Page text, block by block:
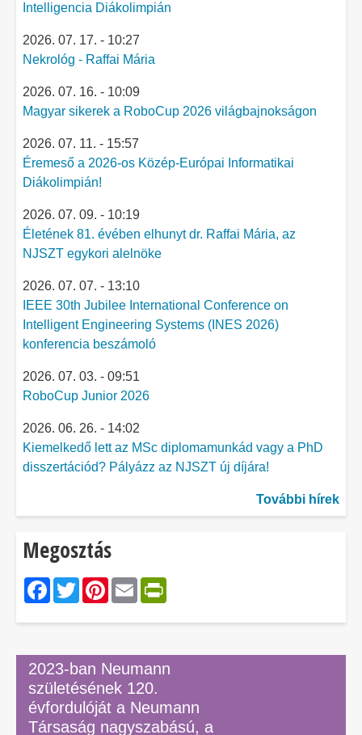
Intelligencia Diákolimpián
2026. 07. 17. - 10:27
Nekrológ - Raffai Mária
2026. 07. 16. - 10:09
Magyar sikerek a RoboCup 2026 világbajnokságon
2026. 07. 11. - 15:57
Éremeső a 2026-os Közép-Európai Informatikai
Diákolimpián!
2026. 07. 09. - 10:19
Életének 81. évében elhunyt dr. Raffai Mária, az
NJSZT egykori alelnöke
2026. 07. 07. - 13:10
IEEE 30th Jubilee International Conference on
Intelligent Engineering Systems (INES 2026)
konferencia beszámoló
2026. 07. 03. - 09:51
RoboCup Junior 2026
2026. 06. 26. - 14:02
Kiemelkedő lett az MSc diplomamunkád vagy a PhD
disszertációd? Pályázz az NJSZT új díjára!
További hírek
Megosztás
Facebook
Twitter
Pinterest
Email
2023-ban Neumann
születésének 120.
évfordulóját a Neumann
Társaság nagyszabású, a